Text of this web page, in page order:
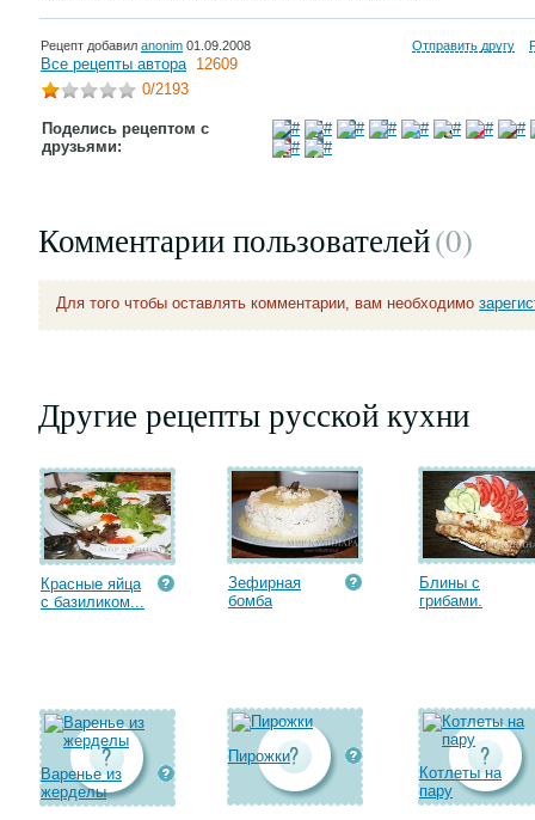
Рецепт добавил anonim 01.09.2008 Отправить другу
Все рецепты автора 12609
0/2193
Поделись рецептом с
друзьями:
Комментарии пользователей(0)
Для того чтобы оставлять комментарии, вам необходимо
Другие рецепты русской кухни
Красные яйца
с базиликом...
Зефирная
бомба
Блины с
грибами.
Варенье из
жерделы
Пирожки
Котлеты на
пару